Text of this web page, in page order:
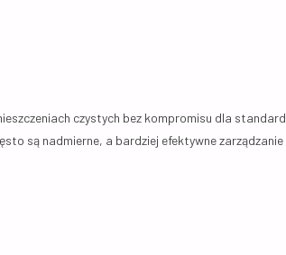
czystych bez kompromisu dla
są nadmierne, a bardziej efektywne